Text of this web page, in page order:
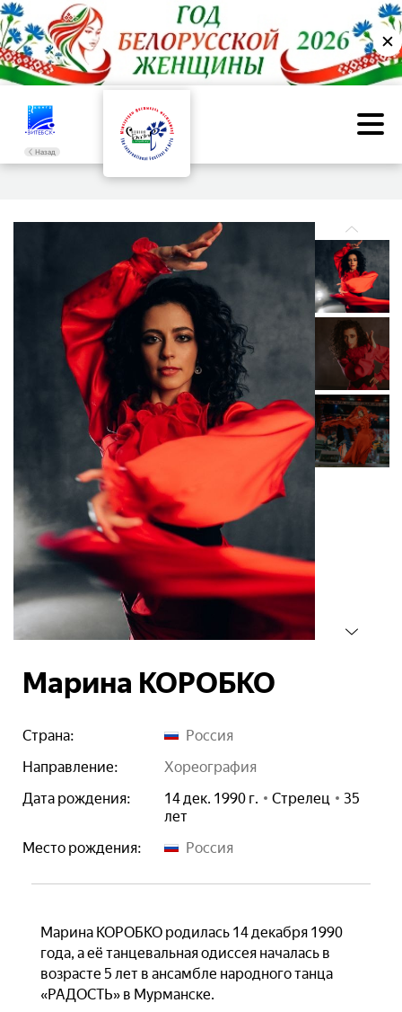
✕
Назад
Марина КОРОБКО
Страна:
Россия
Направление:
хореография
Дата рождения:
14 дек. 1990 г. Стрелец
35
лет
Место рождения:
Россия
Марина КОРОБКО родилась 14 декабря 1990
года, а её танцевальная одиссея началась в
возрасте 5 лет в ансамбле народного танца
«РАДОСТЬ» в Мурманске.